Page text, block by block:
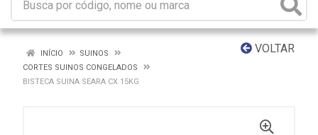
VOLTAR
INÍCIO
SUINOS
CORTES SUINOS CONGELADOS
BISTECA SUINA SEARA CX 15KG